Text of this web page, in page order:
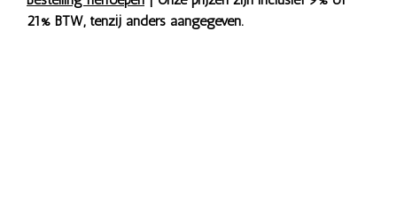
21% BTW, tenzij anders aangegeven.